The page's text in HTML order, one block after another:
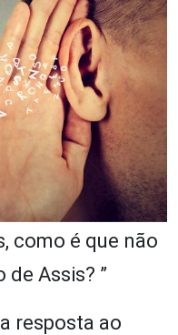
como é que não
Assis? ”
resposta ao